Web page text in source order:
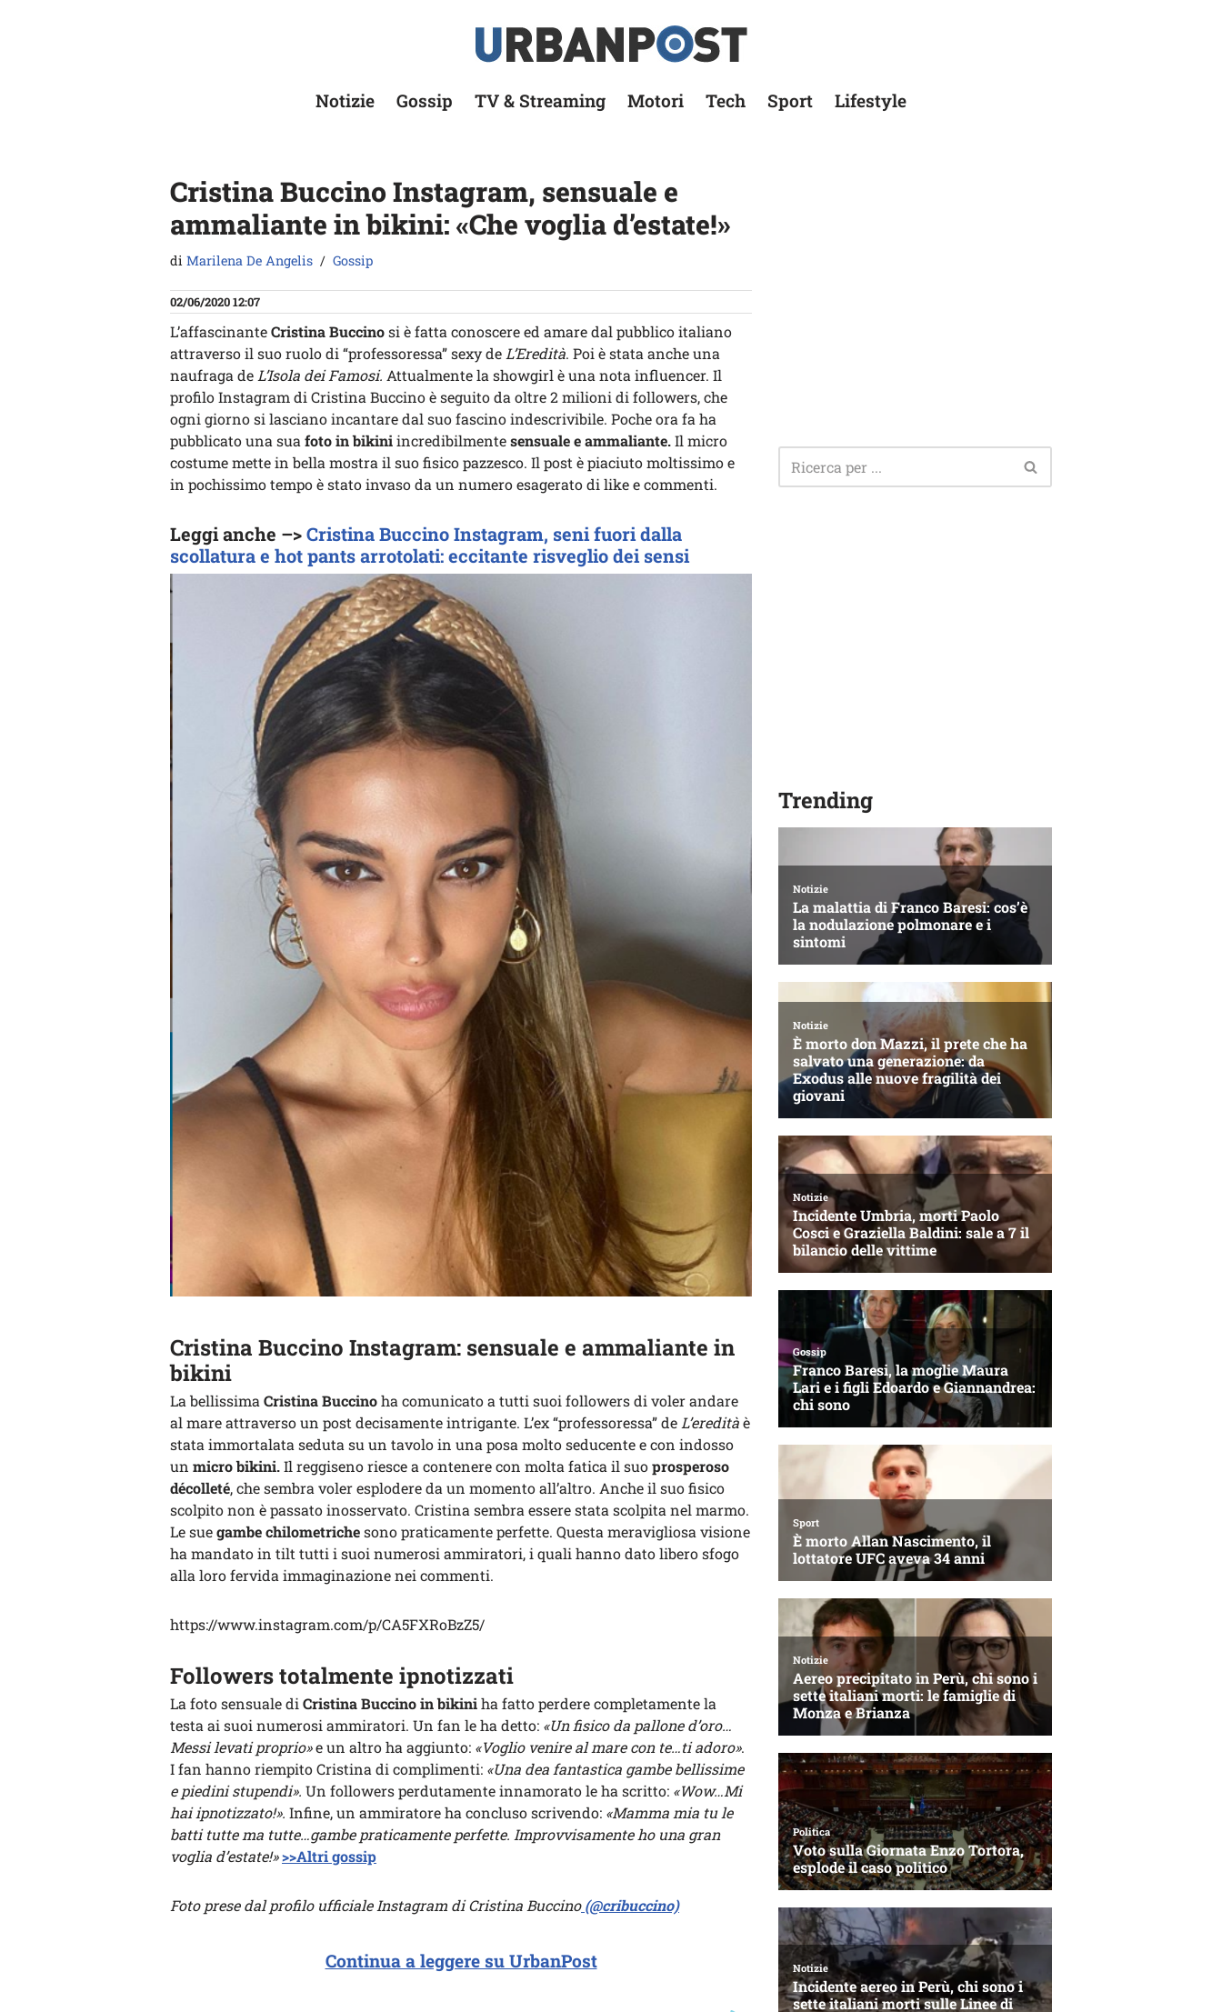
Notizie Gossip TV & Streaming Motori Tech Sport Lifestyle
Cristina Buccino Instagram, sensuale e
ammaliante in bikini: «Che voglia d’estate!»
di Marilena De Angelis Gossip
02/06/2020 12:07
L’affascinanteCristina Buccinosi è fatta conoscere ed amare dal pubblico italiano
attraverso il suo ruolo di “professoressa” sexy de L’Eredità. Poi è stata anche una
naufraga de L’Isola dei Famosi. Attualmente la showgirl è una nota influencer. Il
profilo Instagram di Cristina Buccino è seguito da oltre 2 milioni di followers, che
ogni giorno si lasciano incantare dal suo fascino indescrivibile. Poche ora fa ha
pubblicato una sua foto in bikiniincredibilmentesensuale e ammaliante.Il micro
costume mette in bella mostra il suo fisico pazzesco. Il post è piaciuto moltissimo e
in pochissimo tempo è stato invaso da un numero esagerato di like e commenti.
Leggi anche –>Cristina Buccino Instagram, seni fuori dalla
scollatura e hot pants arrotolati: eccitante risveglio dei sensi
Cristina Buccino Instagram: sensuale e ammaliante in
bikini
La bellissima Cristina Buccinoha comunicato a tutti suoi followers di voler andare
al mare attraverso un post decisamente intrigante. L’ex “professoressa” de L’ereditàè
stata immortalata seduta su un tavolo in una posa molto seducente e con indosso
un micro bikini.Il reggiseno riesce a contenere con molta fatica il suoprosperoso
décolleté, che sembra voler esplodere da un momento all’altro. Anche il suo fisico
scolpito non è passato inosservato. Cristina sembra essere stata scolpita nel marmo.
Le suegambe chilometrichesono praticamente perfette. Questa meravigliosa visione
ha mandato in tilt tutti i suoi numerosi ammiratori, i quali hanno dato libero sfogo
alla loro fervida immaginazione nei commenti.
https://www.instagram.com/p/CA5FXRoBzZ5/
Followers totalmente ipnotizzati
La foto sensuale di Cristina Buccino in bikiniha fatto perdere completamente la
testa ai suoi numerosi ammiratori. Un fan le ha detto: «Un fisico da pallone d’oro…
Messi levati proprio»e un altro ha aggiunto: «Voglio venire al mare con te…ti adoro».
I fan hanno riempito Cristina di complimenti: «Una dea fantastica gambe bellissime
e piedini stupendi». Un followers perdutamente innamorato le ha scritto: «Wow…Mi
hai ipnotizzato!». Infine, un ammiratore ha concluso scrivendo: «Mamma mia tu le
batti tutte ma tutte…gambe praticamente perfette. Improvvisamente ho una gran
voglia d’estate!»>>Altri gossip
Foto prese dal profilo ufficiale Instagram di Cristina Buccino(@cribuccino)
Continua a leggere su UrbanPost
Trending